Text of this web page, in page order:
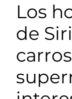
Los
de